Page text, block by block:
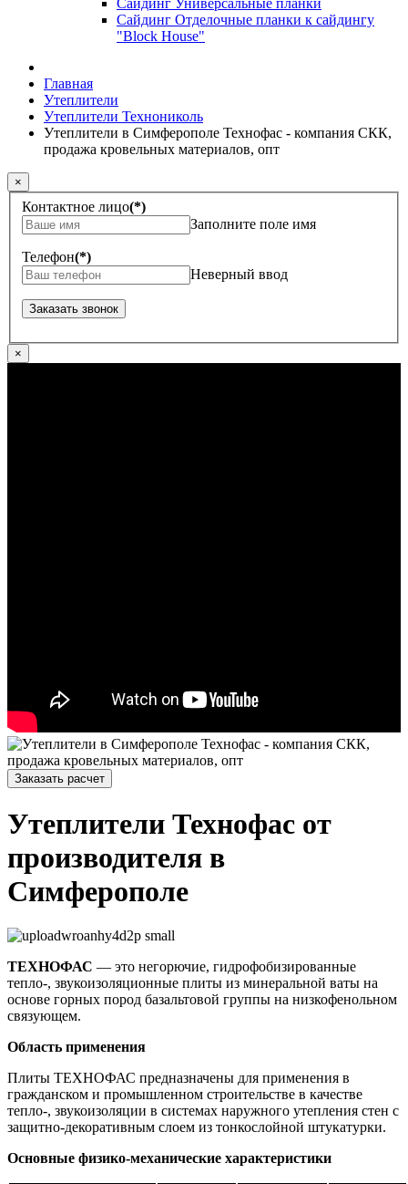
Сайдинг Универсальные планки
Сайдинг Отделочные планки к сайдингу
"Block House"
Главная
Утеплители
Утеплители Технониколь
Утеплители в Симферополе Технофас - компания СКК,
продажа кровельных материалов, опт
×
Контактное лицо(*)
Заполните поле имя
Телефон(*)
Неверный ввод
×
Заказать расчет
Утеплители Технофас от
производителя в
Симферополе
ТЕХНОФАС — это негорючие, гидрофобизированные
тепло-, звукоизоляционные плиты из минеральной ваты на
основе горных пород базальтовой группы на низкофенольном
связующем.
Область применения
Плиты ТЕХНОФАС предназначены для применения в
гражданском и промышленном строительстве в качестве
тепло-, звукоизоляции в системах наружного утепления стен с
защитно-декоративным слоем из тонкослойной штукатурки.
Основные физико-механические характеристики